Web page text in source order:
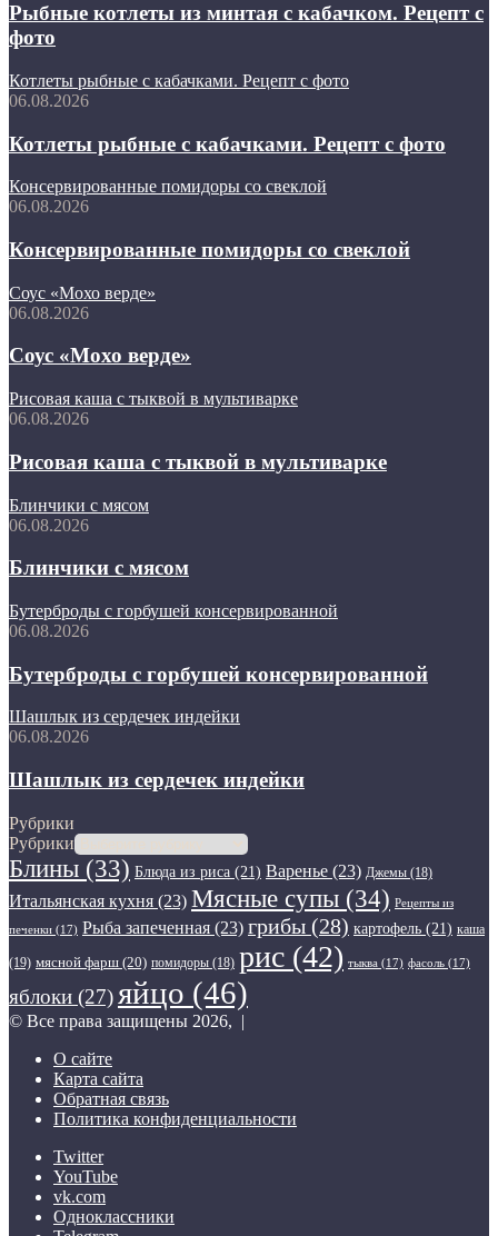
Рыбные котлеты из минтая с кабачком. Рецепт с
фото
Котлеты рыбные с кабачками. Рецепт с фото
06.08.2026
Котлеты рыбные с кабачками. Рецепт с фото
Консервированные помидоры со свеклой
06.08.2026
Консервированные помидоры со свеклой
Соус «Мохо верде»
06.08.2026
Соус «Мохо верде»
Рисовая каша с тыквой в мультиварке
06.08.2026
Рисовая каша с тыквой в мультиварке
Блинчики с мясом
06.08.2026
Блинчики с мясом
Бутерброды с горбушей консервированной
06.08.2026
Бутерброды с горбушей консервированной
Шашлык из сердечек индейки
06.08.2026
Шашлык из сердечек индейки
Рубрики
Рубрики
Блины (33) Блюда из риса (21) Варенье (23) Джемы (18)
Итальянская кухня (23) Мясные супы (34) Рецепты из
печенки (17) Рыба запеченная (23) грибы (28) картофель (21) каша
(19) мясной фарш (20) помидоры (18) рис (42) тыква (17) фасоль (17)
яблоки (27) яйцо (46)
© Все права защищены 2026, |
О сайте
Карта сайта
Обратная связь
Политика конфиденциальности
Twitter
YouTube
vk.com
Одноклассники